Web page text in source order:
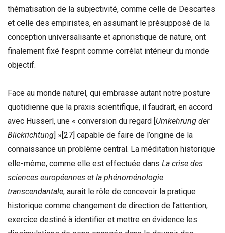
thématisation de la subjectivité, comme celle de Descartes
et celle des empiristes, en assumant le présupposé de la
conception universalisante et aprioristique de nature, ont
finalement fixé l’esprit comme corrélat intérieur du monde
objectif.
Face au monde naturel, qui embrasse autant notre posture
quotidienne que la praxis scientifique, il faudrait, en accord
avec Husserl, une « conversion du regard [Umkehrung der
Blickrichtung] »[27] capable de faire de l’origine de la
connaissance un problème central. La méditation historique
elle-même, comme elle est effectuée dans La crise des
sciences européennes et la phénoménologie
transcendantale, aurait le rôle de concevoir la pratique
historique comme changement de direction de l’attention,
exercice destiné à identifier et mettre en évidence les